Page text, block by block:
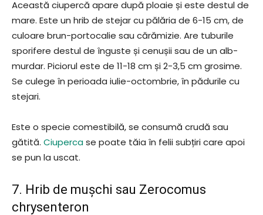
Această ciupercă apare după ploaie și este destul de
mare. Este un hrib de stejar cu pălăria de 6-15 cm, de
culoare brun-portocalie sau cărămizie. Are tuburile
sporifere destul de înguste și cenușii sau de un alb-
murdar. Piciorul este de 11-18 cm și 2-3,5 cm grosime.
Se culege în perioada iulie-octombrie, în pădurile cu
stejari.
Este o specie comestibilă, se consumă crudă sau
gătită. Ciupercase poate tăia în felii subțiri care apoi
se pun la uscat.
7. Hrib de mușchi sau Zerocomus
chrysenteron